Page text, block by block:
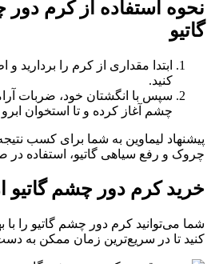
نحوه استفاده از کرم
گاتیو
ابتدا مقداری از کرم را
کنید.
سپس با انگشتان خود، ضربات
چشم آغاز کرده و تا استخوان ابرو
پیشنهاد لیماوین به شما برای کسب
چروک و رفع سیاهی گاتیو، استفاده
خرید کرم دور چشم گاتیو
شما می‌توانید کرم دور چشم گاتیو را با
کنید تا در سریع‌ترین زمان ممکن به